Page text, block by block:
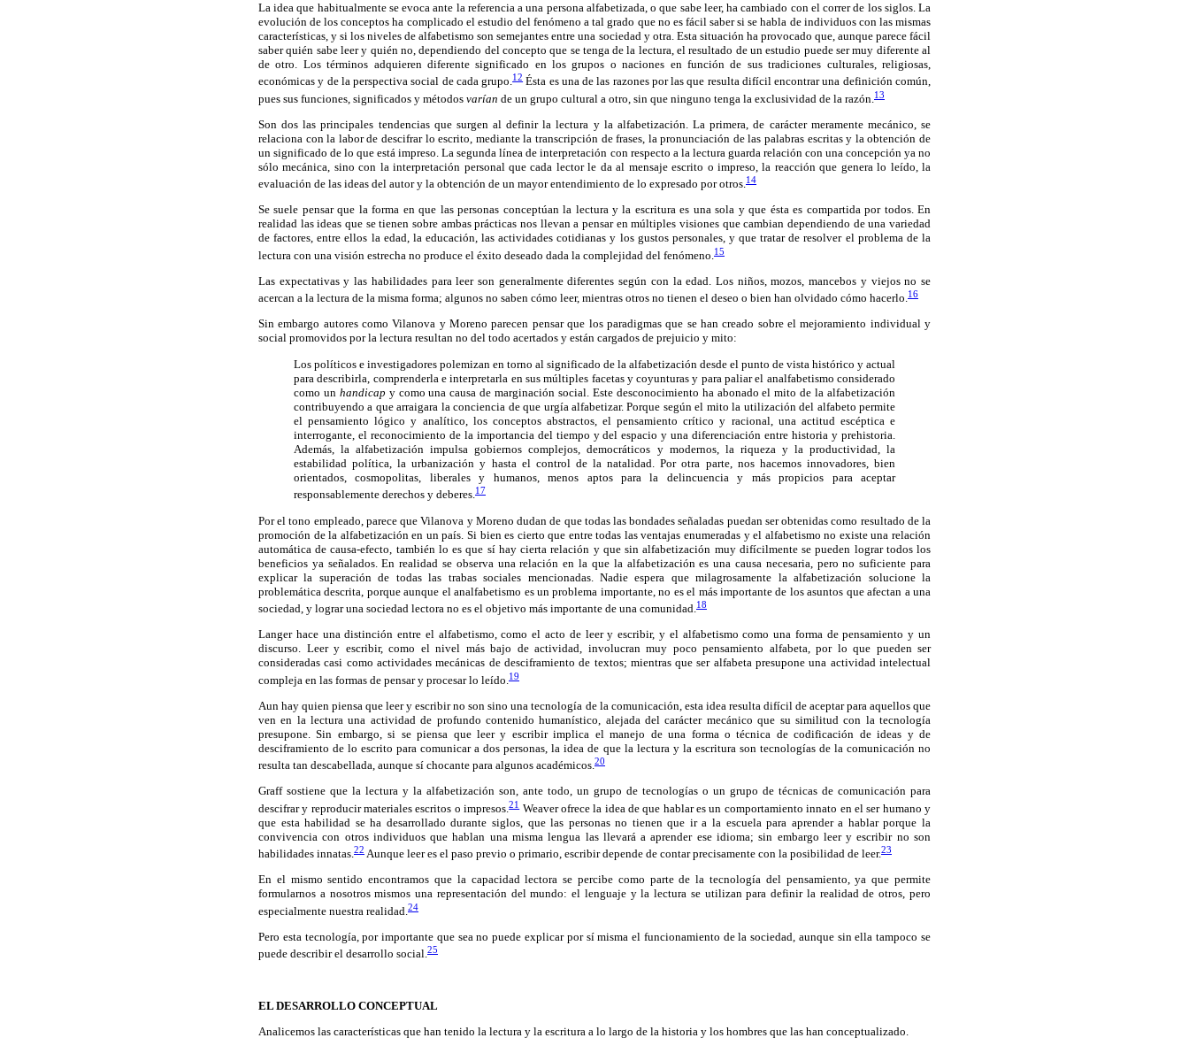
La idea que habitualmente se evoca ante la referencia a una persona alfabetizada, o que sabe leer, ha cambiado con el correr de los siglos. La
evolución de los conceptos ha complicado el estudio del fenómeno a tal grado que no es fácil saber si se habla de individuos con las mismas
características, y si los niveles de alfabetismo son semejantes entre una sociedad y otra. Esta situación ha provocado que, aunque parece fácil
saber quién sabe leer y quién no, dependiendo del concepto que se tenga de la lectura, el resultado de un estudio puede ser muy diferente al
de otro. Los términos adquieren diferente significado en los grupos o naciones en función de sus tradiciones culturales, religiosas,
económicas y de la perspectiva social de cada grupo.12 Ésta es una de las razones por las que resulta difícil encontrar una definición común,
pues sus funciones, significados y métodos varían de un grupo cultural a otro, sin que ninguno tenga la exclusividad de la razón. 13
Son dos las principales tendencias que surgen al definir la lectura y la alfabetización. La primera, de carácter meramente mecánico, se
relaciona con la labor de descifrar lo escrito, mediante la transcripción de frases, la pronunciación de las palabras escritas y la obtención de
un significado de lo que está impreso. La segunda línea de interpretación con respecto a la lectura guarda relación con una concepción ya no
sólo mecánica, sino con la interpretación personal que cada lector le da al mensaje escrito o impreso, la reacción que genera lo leído, la
evaluación de las ideas del autor y la obtención de un mayor entendimiento de lo expresado por otros.14
Se suele pensar que la forma en que las personas conceptúan la lectura y la escritura es una sola y que ésta es compartida por todos. En
realidad las ideas que se tienen sobre ambas prácticas nos llevan a pensar en múltiples visiones que cambian dependiendo de una variedad
de factores, entre ellos la edad, la educación, las actividades cotidianas y los gustos personales, y que tratar de resolver el problema de la
lectura con una visión estrecha no produce el éxito deseado dada la complejidad del fenómeno. 15
Las expectativas y las habilidades para leer son generalmente diferentes según con la edad. Los niños, mozos, mancebos y viejos no se
acercan a la lectura de la misma forma; algunos no saben cómo leer, mientras otros no tienen el deseo o bien han olvidado cómo hacerlo.16
Sin embargo autores como Vilanova y Moreno parecen pensar que los paradigmas que se han creado sobre el mejoramiento individual y
social promovidos por la lectura resultan no del todo acertados y están cargados de prejuicio y mito:
Los políticos e investigadores polemizan en torno al significado de la alfabetización desde el punto de vista histórico y actual
para describirla, comprenderla e interpretarla en sus múltiples facetas y coyunturas y para paliar el analfabetismo considerado
como un handicap y como una causa de marginación social. Este desconocimiento ha abonado el mito de la alfabetización
contribuyendo a que arraigara la conciencia de que urgía alfabetizar. Porque según el mito la utilización del alfabeto permite
el pensamiento lógico y analítico, los conceptos abstractos, el pensamiento crítico y racional, una actitud escéptica e
interrogante, el reconocimiento de la importancia del tiempo y del espacio y una diferenciación entre historia y prehistoria.
Además, la alfabetización impulsa gobiernos complejos, democráticos y modernos, la riqueza y la productividad, la
estabilidad política, la urbanización y hasta el control de la natalidad. Por otra parte, nos hacemos innovadores, bien
orientados, cosmopolitas, liberales y humanos, menos aptos para la delincuencia y más propicios para aceptar
responsablemente derechos y deberes.17
Por el tono empleado, parece que Vilanova y Moreno dudan de que todas las bondades señaladas puedan ser obtenidas como resultado de la
promoción de la alfabetización en un país. Si bien es cierto que entre todas las ventajas enumeradas y el alfabetismo no existe una relación
automática de causa-efecto, también lo es que sí hay cierta relación y que sin alfabetización muy difícilmente se pueden lograr todos los
beneficios ya señalados. En realidad se observa una relación en la que la alfabetización es una causa necesaria, pero no suficiente para
explicar la superación de todas las trabas sociales mencionadas. Nadie espera que milagrosamente la alfabetización solucione la
problemática descrita, porque aunque el analfabetismo es un problema importante, no es el más importante de los asuntos que afectan a una
sociedad, y lograr una sociedad lectora no es el objetivo más importante de una comunidad.18
Langer hace una distinción entre el alfabetismo, como el acto de leer y escribir, y el alfabetismo como una forma de pensamiento y un
discurso. Leer y escribir, como el nivel más bajo de actividad, involucran muy poco pensamiento alfabeta, por lo que pueden ser
consideradas casi como actividades mecánicas de desciframiento de textos; mientras que ser alfabeta presupone una actividad intelectual
compleja en las formas de pensar y procesar lo leído. 19
Aun hay quien piensa que leer y escribir no son sino una tecnología de la comunicación, esta idea resulta difícil de aceptar para aquellos que
ven en la lectura una actividad de profundo contenido humanístico, alejada del carácter mecánico que su similitud con la tecnología
presupone. Sin embargo, si se piensa que leer y escribir implica el manejo de una forma o técnica de codificación de ideas y de
desciframiento de lo escrito para comunicar a dos personas, la idea de que la lectura y la escritura son tecnologías de la comunicación no
resulta tan descabellada, aunque sí chocante para algunos académicos.20
Graff sostiene que la lectura y la alfabetización son, ante todo, un grupo de tecnologías o un grupo de técnicas de comunicación para
descifrar y reproducir materiales escritos o impresos.21Weaver ofrece la idea de que hablar es un comportamiento innato en el ser humano y
que esta habilidad se ha desarrollado durante siglos, que las personas no tienen que ir a la escuela para aprender a hablar porque la
convivencia con otros individuos que hablan una misma lengua las llevará a aprender ese idioma; sin embargo leer y escribir no son
habilidades innatas.22 Aunque leer es el paso previo o primario, escribir depende de contar precisamente con la posibilidad de leer.23
En el mismo sentido encontramos que la capacidad lectora se percibe como parte de la tecnología del pensamiento, ya que permite
formularnos a nosotros mismos una representación del mundo: el lenguaje y la lectura se utilizan para definir la realidad de otros, pero
especialmente nuestra realidad. 24
Pero esta tecnología, por importante que sea no puede explicar por sí misma el funcionamiento de la sociedad, aunque sin ella tampoco se
puede describir el desarrollo social.25
EL DESARROLLO CONCEPTUAL
Analicemos las características que han tenido la lectura y la escritura a lo largo de la historia y los hombres que las han conceptualizado.